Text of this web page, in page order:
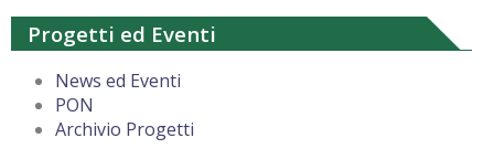
Progetti ed Eventi
News ed Eventi
PON
Archivio Progetti